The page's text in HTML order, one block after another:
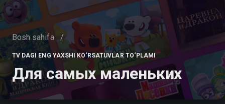
Bosh sahifa /
TV DAGI ENG YAXSHI KO‘RSATUVLAR TO‘PLAMI
Для самых маленьких